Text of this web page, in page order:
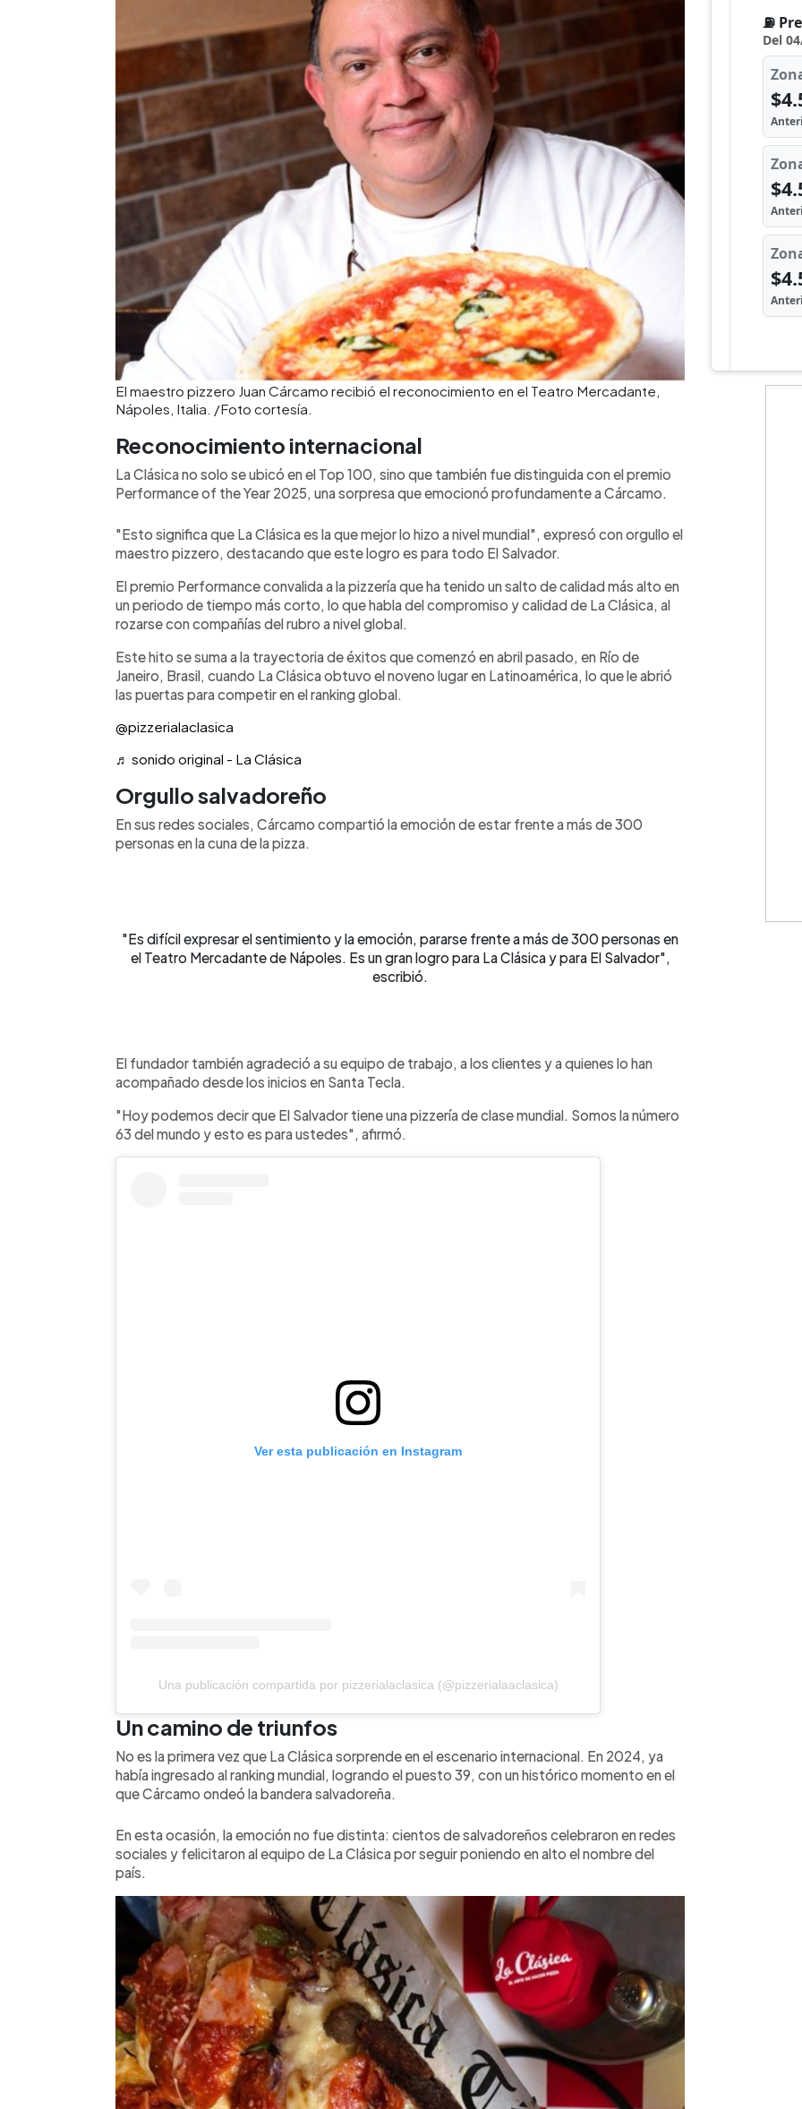
El maestro pizzero Juan Cárcamo recibió el reconocimiento en el Teatro Mercadante,
Nápoles, Italia. /Foto cortesía.
Reconocimiento internacional
La Clásica no solo se ubicó en el Top 100, sino que también fue distinguida con el premio
Performance of the Year 2025, una sorpresa que emocionó profundamente a Cárcamo.
"Esto significa que La Clásica es la que mejor lo hizo a nivel mundial", expresó con orgullo el
maestro pizzero, destacando que este logro es para todo El Salvador.
El premio Performance convalida a la pizzería que ha tenido un salto de calidad más alto en
un periodo de tiempo más corto, lo que habla del compromiso y calidad de La Clásica, al
rozarse con compañías del rubro a nivel global.
Este hito se suma a la trayectoria de éxitos que comenzó en abril pasado, en Río de
Janeiro, Brasil, cuando La Clásica obtuvo el noveno lugar en Latinoamérica, lo que le abrió
las puertas para competir en el ranking global.
@pizzerialaclasica
♬ sonido original - La Clásica
Orgullo salvadoreño
En sus redes sociales, Cárcamo compartió la emoción de estar frente a más de 300
personas en la cuna de la pizza.
"Es difícil expresar el sentimiento y la emoción, pararse frente a más de 300 personas en
el Teatro Mercadante de Nápoles. Es un gran logro para La Clásica y para El Salvador",
escribió.
El fundador también agradeció a su equipo de trabajo, a los clientes y a quienes lo han
acompañado desde los inicios en Santa Tecla.
"Hoy podemos decir que El Salvador tiene una pizzería de clase mundial. Somos la número
63 del mundo y esto es para ustedes", afirmó.
Ver esta publicación en Instagram
Una publicación compartida por pizzerialaclasica (@pizzerialaaclasica)
Un camino de triunfos
No es la primera vez que La Clásica sorprende en el escenario internacional. En 2024, ya
había ingresado al ranking mundial, logrando el puesto 39, con un histórico momento en el
que Cárcamo ondeó la bandera salvadoreña.
En esta ocasión, la emoción no fue distinta: cientos de salvadoreños celebraron en redes
sociales y felicitaron al equipo de La Clásica por seguir poniendo en alto el nombre del
país.